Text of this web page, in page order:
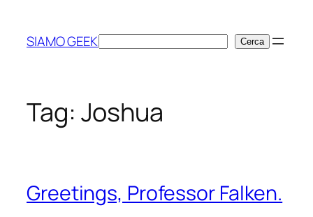
contenuto
SIAMO GEEKCerca Cerca
Tag: Joshua
Greetings, Professor Falken.